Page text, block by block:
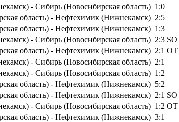
- Сибирь (Новосибирская область) 1:0
область) - Нефтехимик (Нижнекамск) 2:5
область) - Нефтехимик (Нижнекамск) 1:3
- Сибирь (Новосибирская область) 2:3 SO
область) - Нефтехимик (Нижнекамск) 2:1 OT
- Сибирь (Новосибирская область) 2:1
- Сибирь (Новосибирская область) 1:2
область) - Нефтехимик (Нижнекамск) 5:2
область) - Нефтехимик (Нижнекамск) 2:1 SO
- Сибирь (Новосибирская область) 1:2 OT
область) - Нефтехимик (Нижнекамск) 3:1